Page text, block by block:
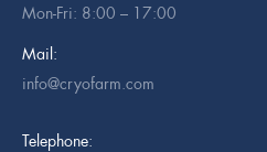
Mon-Fri: 8:00 – 17:00
Mail:
info@cryofarm.com
Telephone: